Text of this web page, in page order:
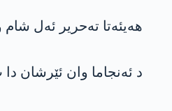
هەیئەتا تەحریر ئەل شام و ئارتێشا نیشتمانی یا
د ئەنجاما وان ئێرشان